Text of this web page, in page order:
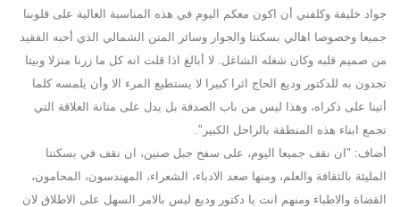
جواد خليفة وكلفني أن اكون معكم اليوم في هذه المناسبة الغالية على قلوبنا
جميعا وخصوصا اهالي بسكنتا والجوار وسائر المتن الشمالي الذي أحبه الفقيد
من صميم قلبه وكان شغله الشاغل. لا أبالغ اذا قلت انه كل ما زرنا منزلا وبيتا
تجدون به للدكتور وديع الحاج اثرا كبيرا لا يستطيع المرء الا وأن يلمسه كلما
أتينا على ذكراه، وهذا ليس من باب الصدفة بل يدل على متانة العلاقة التي
تجمع ابناء هذه المنطقة بالراحل الكبير".
أضاف: "ان نقف جميعا اليوم، على سفح جبل صنين، ان نقف في بسكنتا
المليئة بالثقافة والعلم، ومنها صعد الادباء، الشعراء، المهندسون، المحامون،
القضاة والاطباء ومنهم انت يا دكتور وديع ليس بالامر السهل على الاطلاق لان